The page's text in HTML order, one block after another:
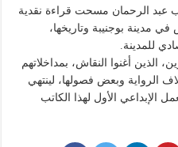
عبد الرحمان مسحت قراءة نقدية
في مدينة بوجنيبة وتاريخها،
للمدينة.
الذين أغنوا النقاش، بمداخلاتهم
الرواية وبعض فصولها، لينتهي
الإبداعي الأول لهذا الكاتب